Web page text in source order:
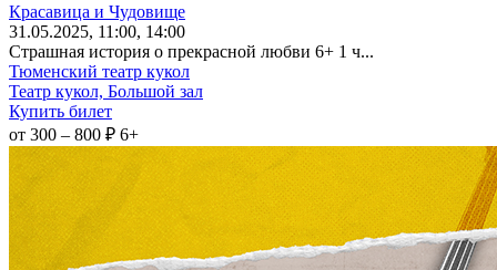
Красавица и Чудовище
31 .05.2025, 11:00, 14:00
Страшная история о прекрасной любви 6+ 1 ч...
Тюменский театр кукол
Театр кукол, Большой зал
Купить билет
от 300 – 800 ₽ 6+